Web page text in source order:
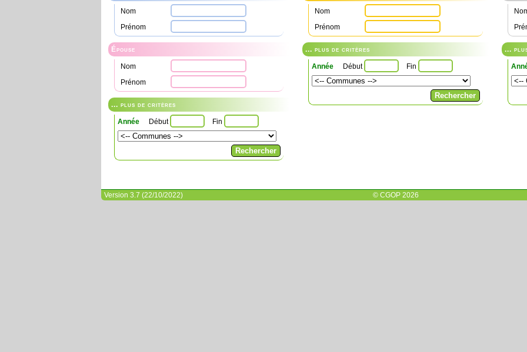
Nom
Prénom
Épouse
Nom
Prénom
... plus de critères
Année Début Fin
Nom
Prénom
... plus de critères
Année Début Fin
...
Version 3.7 (22/10/2022) © CGOP 2026